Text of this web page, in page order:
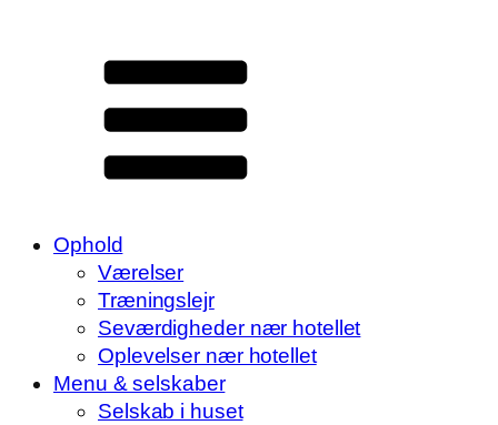
Ophold
Værelser
Træningslejr
Seværdigheder nær hotellet
Oplevelser nær hotellet
Menu & selskaber
Selskab i huset